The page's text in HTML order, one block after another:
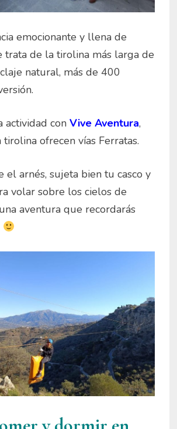
emocionante y llena de
trata de la tirolina más larga de
natural, más de 400
actividad con Vive Aventura,
ofrecen vías Ferratas.
el arnés, sujeta bien tu casco y
volar sobre los cielos de
aventura que recordarás